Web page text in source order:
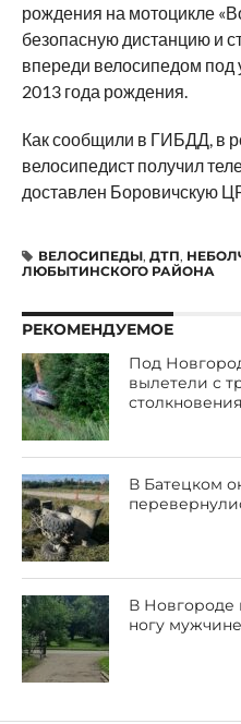
рождения на мотоцикле
безопасную дистанцию и
впереди велосипедом под
2013 года рождения.
Как сообщили в ГИБДД, в
велосипедист получил
доставлен Боровичскую
ВЕЛОСИПЕДЫ, ДТП,
ЛЮБЫТИНСКОГО РАЙОНА
РЕКОМЕНДУЕМОЕ
Под
вылетели с
В Батецком
В Новгороде
ногу мужчине